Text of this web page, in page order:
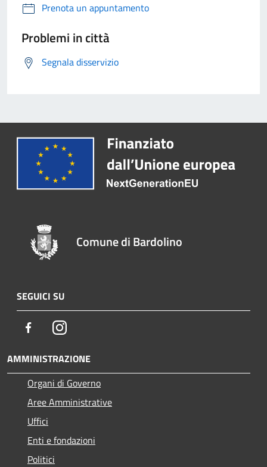
Prenota un appuntamento
Problemi in città
Segnala disservizio
Comune di Bardolino
SEGUICI SU
FacebookInstagram
AMMINISTRAZIONE
Organi di Governo
Aree Amministrative
Uffici
Enti e fondazioni
Politici